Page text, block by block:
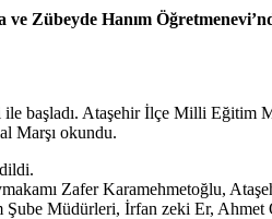
Zübeyde Hanım
ile başladı. Ataşehir İlçe Milli
Marşı okundu.
Zafer Karamehmetoğlu,
Müdürleri, İrfan zeki Er,